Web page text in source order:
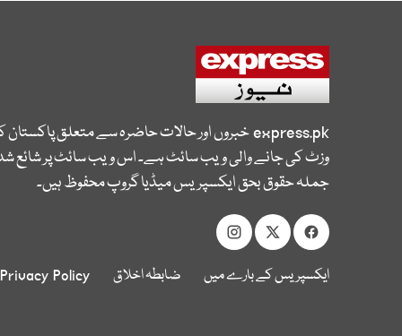
express.pkخبروں اور حالات حاضرہ سے متعلق
وزٹ کی جانے والی ویب سائٹ ہے۔ اس ویب سائٹ پر شائع
جملہ حقوق بحق ایکسپریس میڈیا گروپ محفوظ ہیں۔
ایکسپریس کے بارے میں ضابطہ اخلاق Privacy Policy